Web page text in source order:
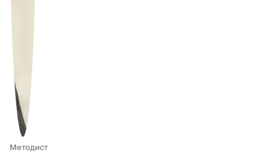
Методист